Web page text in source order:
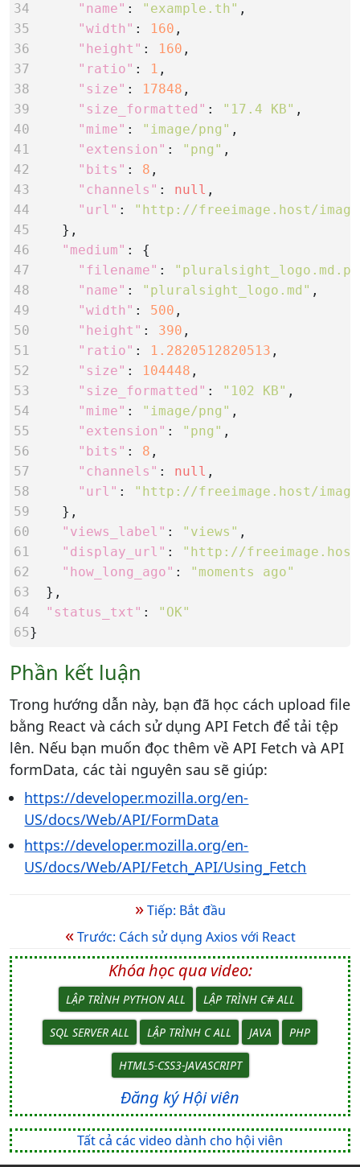
34
"name" : "example.th"
35
"width" : 160
36
"height" : 160
37
"ratio" : 1
38
"size" : 17848
39
"size_formatted" : "17.4 KB"
40
"mime" : "image/png"
41
"extension" : "png"
42
"bits" : 8
43
"channels" : null
44
"url" :
"http://freeimage.host/
45
46
"medium"
47
"filename" :
48
"name" : "pluralsight_logo.md"
49
"width" : 500
50
"height" : 390
51
"ratio" : 1.2820512820513
52
"size" : 104448
53
"size_formatted" : "102 KB"
54
"mime" : "image/png"
55
"extension" : "png"
56
"bits" : 8
57
"channels" : null
58
"url" :
"http://freeimage.host/
59
60
"views_label" : "views"
61
"display_url" :
"http://
62
"how_long_ago" :
"moments ago"
63
64
"status_txt" :
"OK"
65}
Phần kết luận
Trong hướng dẫn này, bạn đã học cách upload file
bằng React và cách sử dụng API Fetch để tải tệp
lên. Nếu bạn muốn đọc thêm về API Fetch và API
formData, các tài nguyên sau sẽ giúp:
https://developer.mozilla.org/en-
US/docs/Web/API/FormData
https://developer.mozilla.org/en-
US/docs/Web/API/Fetch_API/Using_Fetch
»Tiếp: Bắt đầu
«Trước: Cách sử dụng Axios với React
Khóa học qua video:
LẬP TRÌNH PYTHON ALL LẬP TRÌNH C# ALL
SQL SERVER ALL LẬP TRÌNH C ALL JAVA PHP
HTML5-CSS3-JAVASCRIPT
Đăng ký Hội viên
Tất cả các video dành cho hội viên